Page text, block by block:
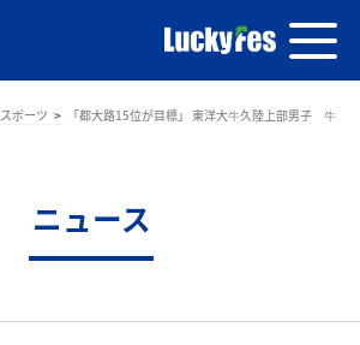
スポーツ
「都大路15位が目標」 東洋大牛久陸上部男子 牛
ニュース